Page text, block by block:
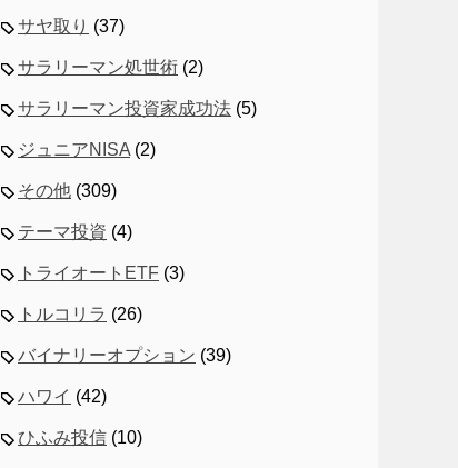
サヤ取り (37)
サラリーマン処世術 (2)
サラリーマン投資家成功法 (5)
ジュニアNISA (2)
その他 (309)
テーマ投資 (4)
トライオートETF (3)
トルコリラ (26)
バイナリーオプション (39)
ハワイ (42)
ひふみ投信 (10)